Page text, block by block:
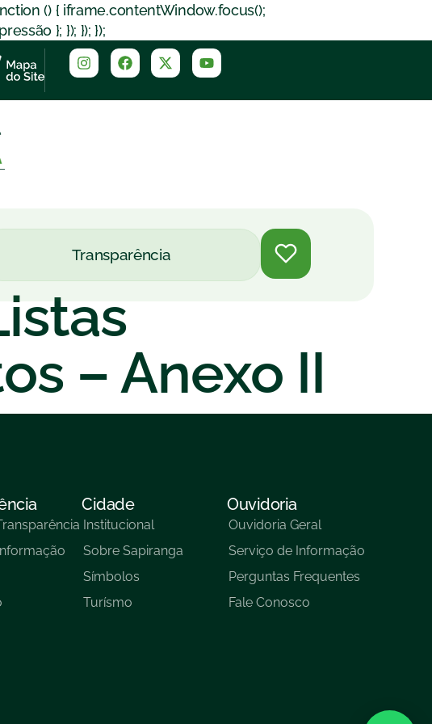
() { iframe.contentWindow.focus();
}; }); }); });
Transparência
– Anexo II
Cidade
Institucional
Sobre Sapiranga
Símbolos
Turísmo
Ouvidoria
Ouvidoria Geral
Serviço de Informação
Perguntas Frequentes
Fale Conosco